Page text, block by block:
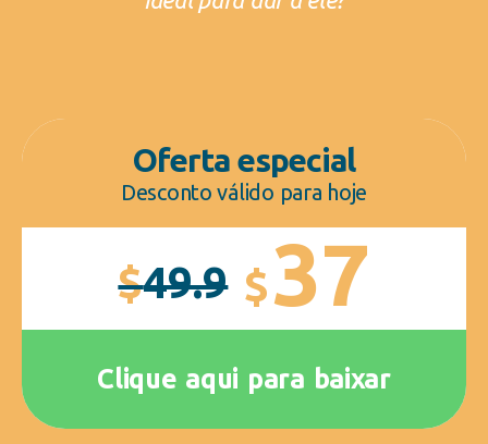
Oferta especial
Desconto válido para hoje
$49.9 $37
Clique aqui para baixar